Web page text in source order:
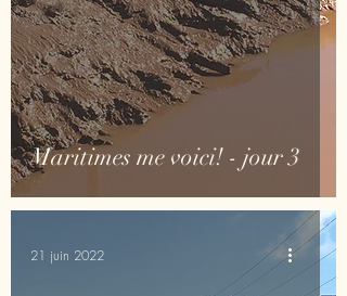
Maritimes me voici! - jour 3
21 juin 2022